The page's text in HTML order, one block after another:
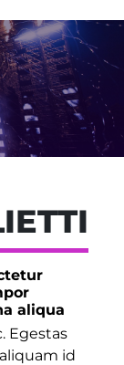
aliqua
Egestas
id